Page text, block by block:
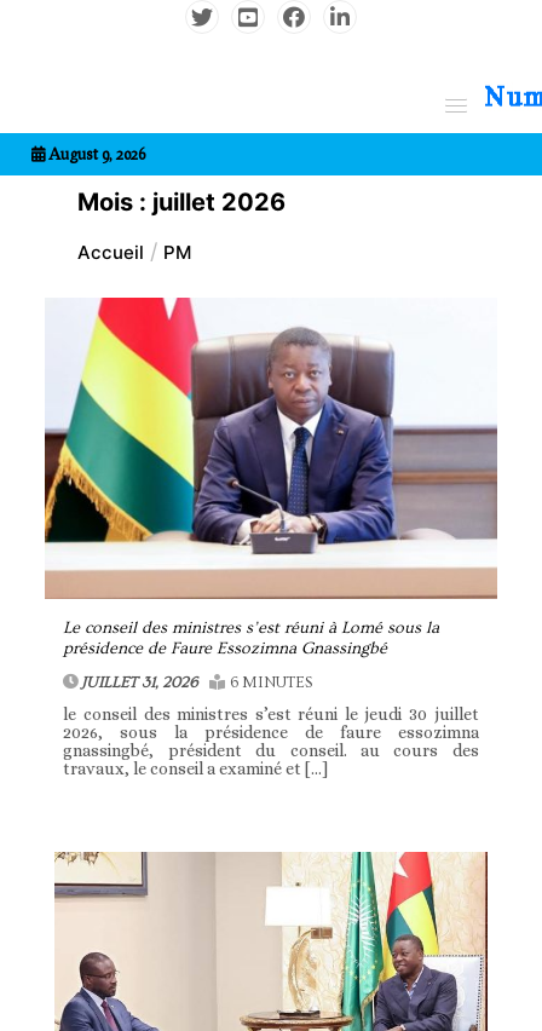
August 9, 2026
Mois : juillet 2026
Accueil PM
Le conseil des ministres s’est réuni à Lomé sous la
présidence de Faure Essozimna Gnassingbé
JUILLET 31, 2026 6 MINUTES
le conseil des ministres s’est réuni le jeudi 30 juillet
2026, sous la présidence de faure essozimna
gnassingbé, président du conseil. au cours des
travaux, le conseil a examiné et […]